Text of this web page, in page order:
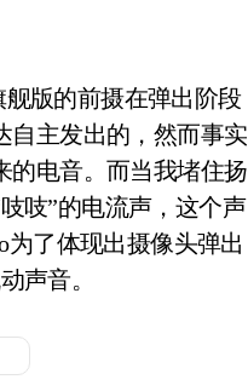
版的前摄在弹出阶段
自主发出的，然而事实
的电音。而当我堵住扬
吱”的电流声，这个声
了体现出摄像头弹出
声音。